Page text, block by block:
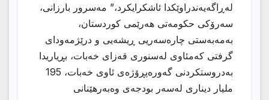
لەڕاگەیەندراوێكدا ئاشكرایكرد،” مەسرور بارزانی،
سەرۆكی حكومەتی هەرێمی كوردستان،
بەمەبەستی چارەسەریی ڕیشەیی و درێژمەودای
گرفتی كەمئاوی لەسنوری قەزای خەبات، بڕیاریدا
بەدروستكردنی گەورەپڕۆژەی ئاوی خەبات، 195
ملیار دیناری لەسەر بودجەی وەبەرهێنانی